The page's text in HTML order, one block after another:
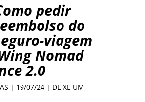
pedir
do
viagem
Nomad
2.0
| 19/07/24 | DEIXE UM